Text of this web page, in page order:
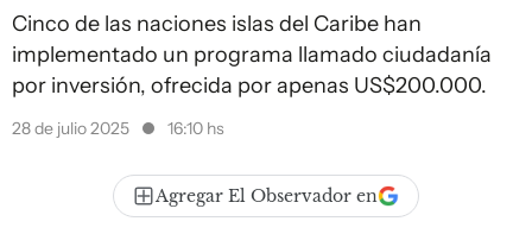
Cinco de las naciones islas del Caribe han
implementado un programa llamado ciudadanía
por inversión, ofrecida por apenas US$200.000.
28 de julio 2025 16:10 hs
Agregar El Observador en